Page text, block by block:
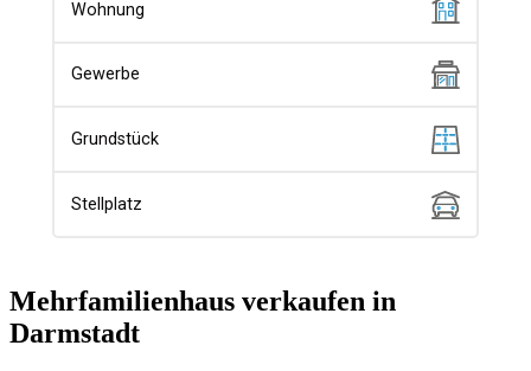
Mehrfamilienhaus verkaufen in
Darmstadt